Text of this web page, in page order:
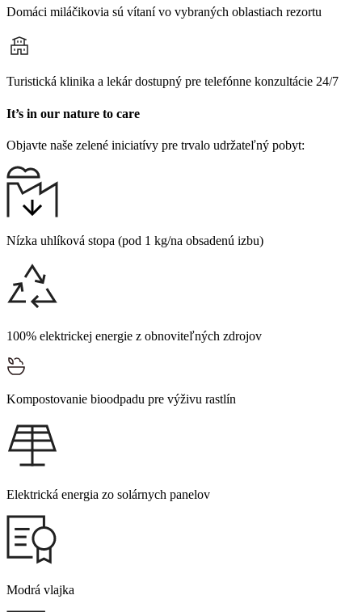
Domáci miláčikovia sú vítaní vo vybraných oblastiach rezortu
Turistická klinika a lekár dostupný pre telefónne konzultácie 24/7
It’s in our nature to care
Objavte naše zelené iniciatívy pre trvalo udržateľný pobyt:
Nízka uhlíková stopa (pod 1 kg/na obsadenú izbu)
100% elektrickej energie z obnoviteľných zdrojov
Kompostovanie bioodpadu pre výživu rastlín
Elektrická energia zo solárnych panelov
Modrá vlajka